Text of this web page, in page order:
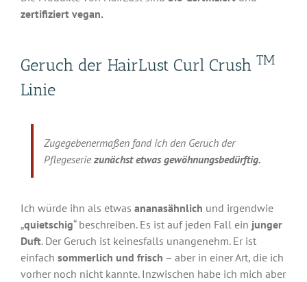
zertifiziert vegan.
Geruch der HairLust Curl Crush TM
Linie
Zugegebenermaßen fand ich den Geruch der
Pflegeseriezunächst etwas gewöhnungsbedürftig.
Ich würde ihn als etwas ananasähnlich und irgendwie
„quietschig“ beschreiben. Es ist auf jeden Fall ein junger
Duft. Der Geruch ist keinesfalls unangenehm. Er ist
einfach sommerlich und frisch – aber in einer Art, die ich
vorher noch nicht kannte. Inzwischen habe ich mich aber